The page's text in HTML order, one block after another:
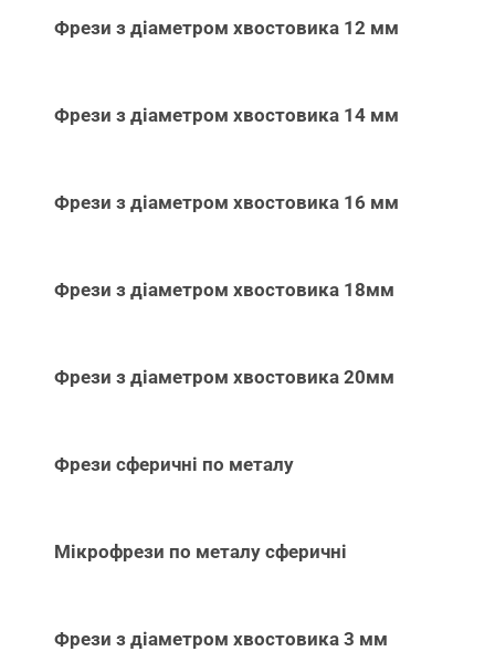
Фрези з діаметром хвостовика 12 мм
Фрези з діаметром хвостовика 14 мм
Фрези з діаметром хвостовика 16 мм
Фрези з діаметром хвостовика 18мм
Фрези з діаметром хвостовика 20мм
Фрези сферичні по металу
Мікрофрези по металу сферичні
Фрези з діаметром хвостовика 3 мм